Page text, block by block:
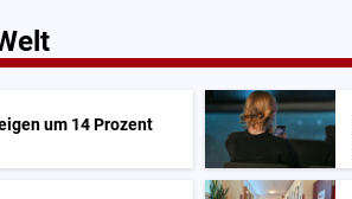
um 14 Prozent